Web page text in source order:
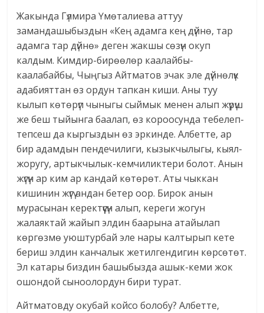
Жакында Гүлмира Үмөталиева аттуу
замандашыбыздын «Кең адамга кең дүйнө, тар
адамга тар дүйнө» деген жакшы сөзүн окуп
калдым. Кимдир-бирөөлөр каалайбы-
каалабайбы, Чыңгыз Айтматов эчак эле дүйнөлүк
адабияттан өз ордун тапкан киши. Аны туу
кылып көтөрүп чыныгы сыймык менен алып жүрүш
же беш тыйынга баалап, өз короосунда тебелеп-
тепсеш да кыргыздын өз эркинде. Албетте, ар
бир адамдын пендечилиги, кызыкчылыгы, кыял-
жоругу, артыкчылык-кемчиликтери болот. Анын
жүгүн ар ким ар кандай көтөрөт. Аты чыккан
кишинин жүгү андан бетер оор. Бирок анын
мурасынан керектүүсүн алып, кереги жогун
жалаяктай жайып элдин баарына атайылап
көргөзмө уюштурбай эле нары калтырып кете
бериш элдин канчалык жетилгендигин көрсөтөт.
Эл катары биздин башыбызда ашык-кеми жок
ошондой сыноолордун бири турат.
Айтматовду окубай койсо болобу? Албетте,